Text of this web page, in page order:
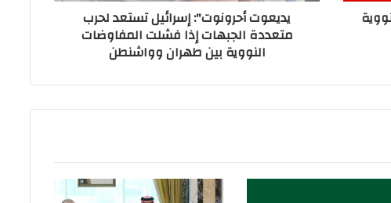
يديعوت أحرونوت": إسرائيل تستعد لحرب
متعددة الجبهات إذا فشلت المفاوضات
النووية بين طهران وواشنطن